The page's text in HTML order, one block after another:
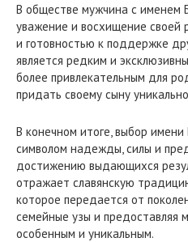
В обществе мужчина с именем
уважение и восхищение своей
и готовностью к поддержке
является редким и
более привлекательным для
придать своему сыну
В конечном итоге, выбор
символом надежды, силы и
достижению выдающихся
отражает славянскую
которое передается от
семейные узы и предоставляя
особенным и уникальным.